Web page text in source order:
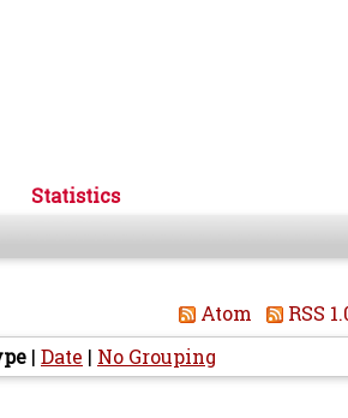
Statistics
Atom RSS
| Date | No Grouping